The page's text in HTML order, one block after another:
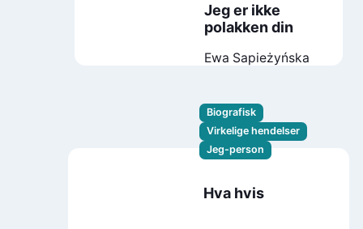
Jeg er ikke
polakken din
Ewa Sapieżyńska
Biografisk
Virkelige hendelser
Jeg-person
Hva hvis